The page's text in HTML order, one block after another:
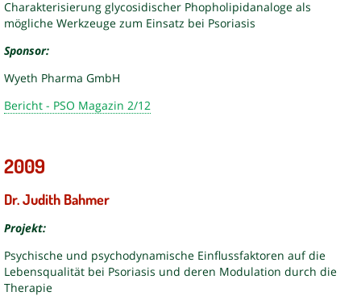
Charakterisierung glycosidischer Phopholipidanaloge als
mögliche Werkzeuge zum Einsatz bei Psoriasis
Sponsor:
Wyeth Pharma GmbH
Bericht - PSO Magazin 2/12
2009
Dr. Judith Bahmer
Projekt:
Psychische und psychodynamische Einflussfaktoren auf die
Lebensqualität bei Psoriasis und deren Modulation durch die
Therapie